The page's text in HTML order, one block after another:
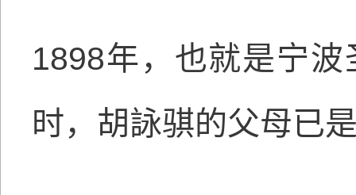
1898年，也就是宁
时，胡詠骐的父母已